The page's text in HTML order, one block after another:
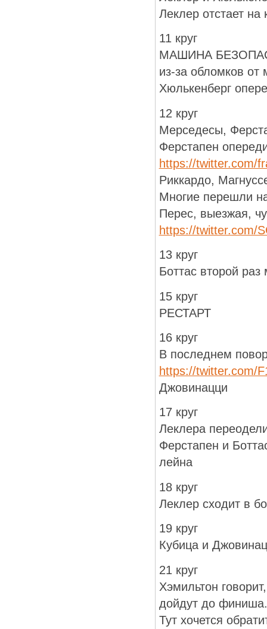
Леклер отстает на
11 круг
МАШИНА
из-за обломков
Хюлькенберг
12 круг
Мерседесы,
Ферстапен
https://twitter.com/
Риккардо,
Многие перешли
Перес, выезжая,
https://twitter.com/
13 круг
Боттас второй
15 круг
РЕСТАРТ
16 круг
В последнем
https://twitter.com/
Джовинацци
17 круг
Леклера
Ферстапен и
лейна
18 круг
Леклер сходит в
19 круг
Кубица и
21 круг
Хэмильтон
дойдут до финиша.
Тут хочется